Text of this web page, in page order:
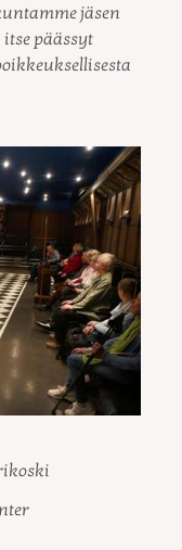
jäsen
päässyt